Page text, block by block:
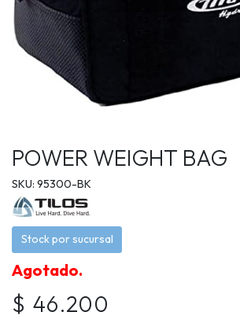
POWER WEIGHT BAG
SKU: 95300-BK
Stock por sucursal
Agotado.
$ 46.200